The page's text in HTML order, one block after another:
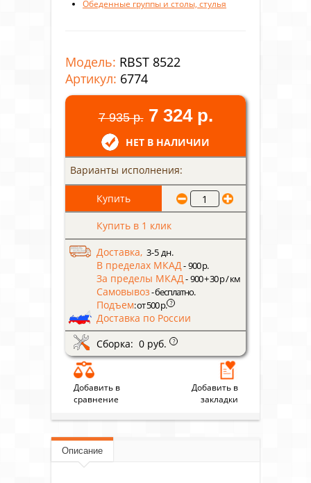
Обеденные группы и столы, стулья
Модель: RBST 8522
Артикул: 6774
7 935 р. 7 324 р.
НЕТ В НАЛИЧИИ
Варианты исполнения:
Купить в 1 клик
Доставка, 3-5 дн.
В пределах МКАД- 900 р.
За пределы МКАД- 900 + 30 р / км
Самовывоз- бесплатно.
Подъем: от 500 р. ?
Доставка по России
Сборка: 0 руб.
?
Добавить в
сравнение
Добавить в
закладки
Описание